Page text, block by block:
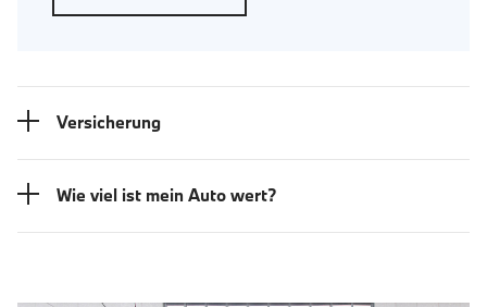
Versicherung
Wie viel ist mein Auto wert?